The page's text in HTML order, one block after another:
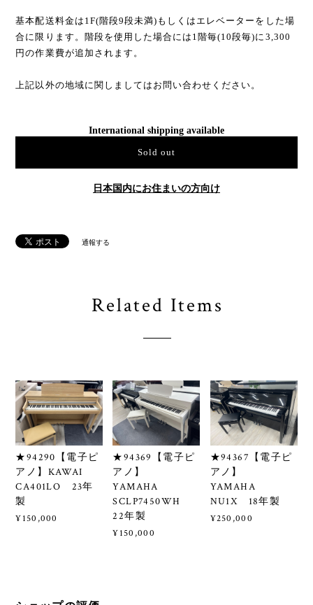
基本配送料金は1F(階段9段未満)もしくはエレベーターをした場
合に限ります。階段を使用した場合には1階毎(10段毎)に3,300
円の作業費が追加されます。
上記以外の地域に関しましてはお問い合わせください。
International shipping available
Sold out
日本国内にお住まいの方向け
通報する
Related Items
★94290【電子ピ
アノ】KAWAI
CA401LO 23年
製
¥150,000
★94369【電子ピ
アノ】
YAMAHA
SCLP7450WH
22年製
¥150,000
★94367【電子ピ
アノ】
YAMAHA
NU1X 18年製
¥250,000